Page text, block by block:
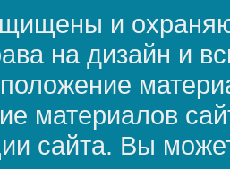
и
на дизайн и
материалов
сайта. Вы